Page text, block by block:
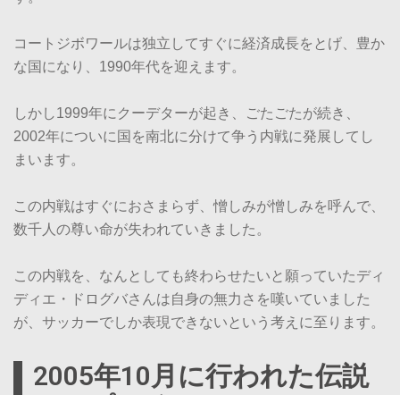
コートジボワールは独立してすぐに経済成長をとげ、豊か
な国になり、1990年代を迎えます。
しかし1999年にクーデターが起き、ごたごたが続き、
2002年についに国を南北に分けて争う内戦に発展してし
まいます。
この内戦はすぐにおさまらず、憎しみが憎しみを呼んで、
数千人の尊い命が失われていきました。
この内戦を、なんとしても終わらせたいと願っていたディ
ディエ・ドログバさんは自身の無力さを嘆いていました
が、サッカーでしか表現できないという考えに至ります。
2005年10月に行われた伝説